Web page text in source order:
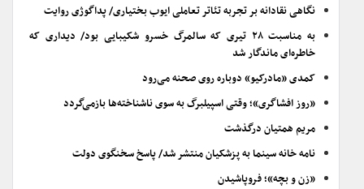
نگاهی نقادانه بر تجربه تئاتر تعاملی ایوب بختیاری/ پداگوژی روایت
به مناسبت ۲۸ تیری که سالمرگ خسرو شکیبایی بود/ دیداری که
خاطره‌ای ماندگار شد
کمدی «مادرکیو» دوباره روی صحنه می‌رود
«روز افشاگری»؛ وقتی اسپیلبرگ به سوی ناشناخته‌ها بازمی‌گردد
مریم همتیان درگذشت
نامه خانه سینما به پزشکیان منتشر شد/ پاسخ سخنگوی دولت
«زن و بچه»؛ فروپاشیدن